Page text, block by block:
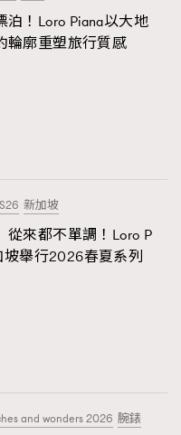
泊！Loro Piana以大地
輪廓重塑旅行質感
新加坡
從來都不單調！Loro P
坡舉行2026春夏系列
and wonders 2026 腕錶